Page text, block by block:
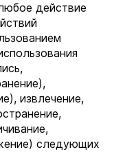
действие
извлечение,
следующих